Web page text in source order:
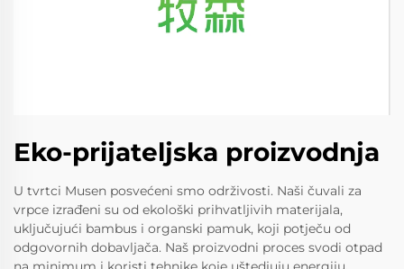
Eko-prijateljska proizvodnja
U tvrtci Musen posvećeni smo održivosti. Naši čuvali za
vrpce izrađeni su od ekološki prihvatljivih materijala,
uključujući bambus i organski pamuk, koji potječu od
odgovornih dobavljača. Naš proizvodni proces svodi otpad